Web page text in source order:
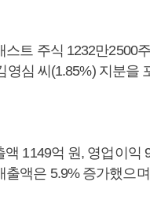
트 주식 1232만2500
영심 씨(1.85%) 지분을
1149억 원, 영업이익
액은 5.9% 증가했으